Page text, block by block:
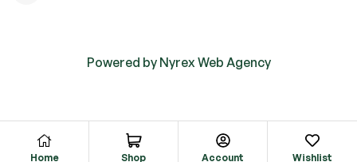
Home Shop Account Wishlist
Powered by Nyrex Web Agency